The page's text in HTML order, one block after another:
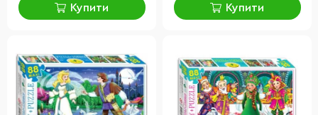
Купити Купити